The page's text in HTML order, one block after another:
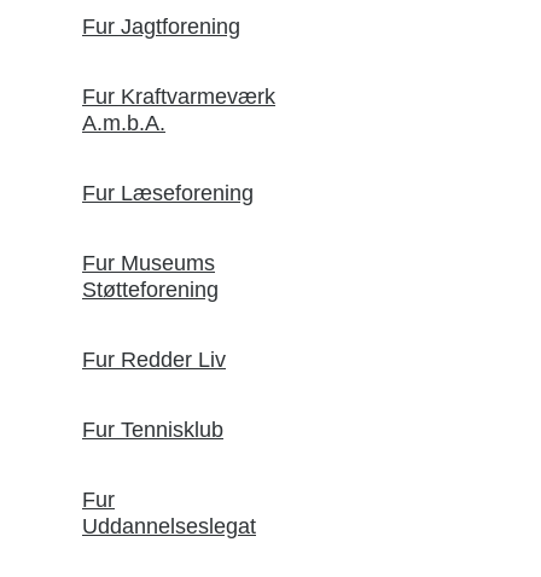
Fur Jagtforening
Fur Kraftvarmeværk
A.m.b.A.
Fur Læseforening
Fur Museums
Støtteforening
Fur Redder Liv
Fur Tennisklub
Fur
Uddannelseslegat